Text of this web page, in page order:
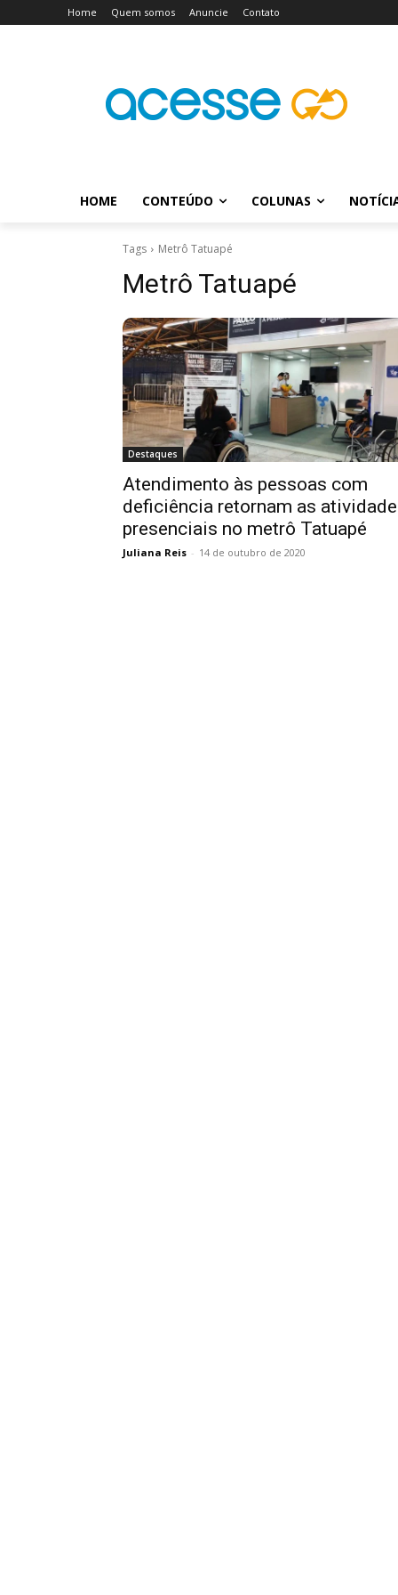
Home Quem somos Anuncie Contato
HOME CONTEÚDO COLUNAS
Tags Metrô Tatuapé
Metrô Tatuapé
Destaques
Atendimento às pessoas com
deficiência retornam as
presenciais no metrô Tatuapé
Juliana Reis - 14 de outubro de 2020